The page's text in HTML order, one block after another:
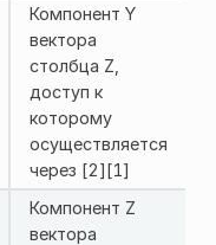
Компонент Y
вектора
столбца Z,
доступ к
которому
осуществляется
через [2][1]
Компонент Z
вектора